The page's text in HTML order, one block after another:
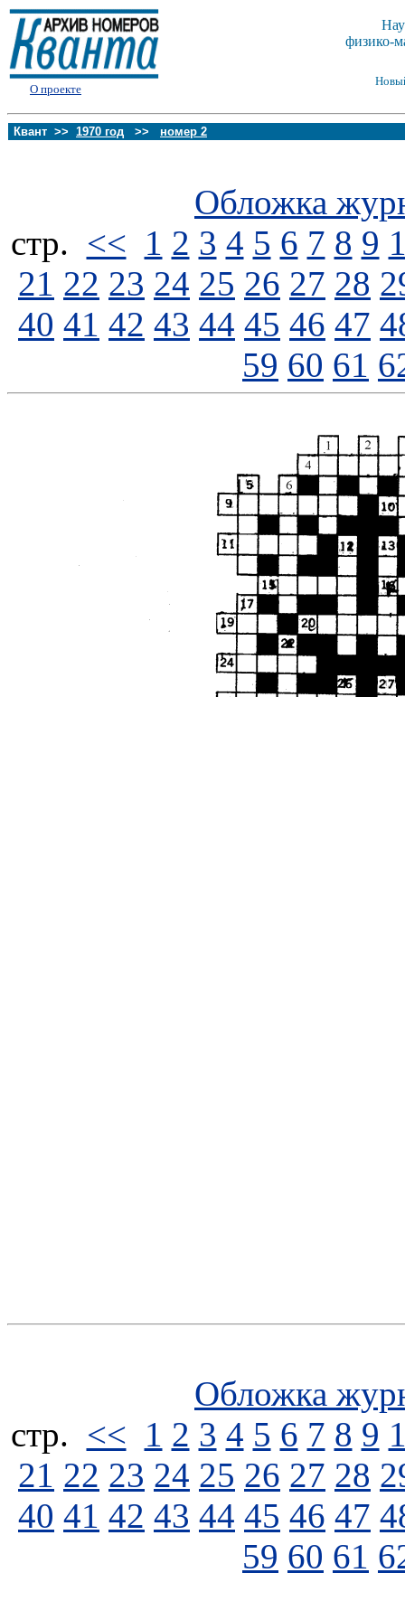
О проекте
физико-
Квант >> 1970 год >> номер 2
Обложка
стp. << 1 2 3 4 5 6 7 8 9
21 22 23 24 25 26 27 28
40 41 42 43 44 45 46 47
59 60 61
Обложка
стp. << 1 2 3 4 5 6 7 8 9
21 22 23 24 25 26 27 28
40 41 42 43 44 45 46 47
59 60 61